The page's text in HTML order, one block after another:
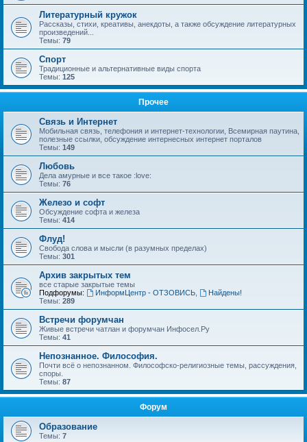
Литературный кружок
Рассказы, стихи, креативы, анекдоты, а также обсуждение литературных
произведений...
Темы: 79
Спорт
Традиционные и альтернативные виды спорта
Темы: 125
Прочее
Связь и Интернет
Мобильная связь, телефония и интернет-технологии, Всемирная паутина,
полезные ссылки, обсуждение интернесных интернет порталов
Темы: 149
Любовь
Дела амурные и все такое :love:
Темы: 76
Железо и софт
Обсуждение софта и железа
Темы: 414
Флуд!
Свобода слова и мысли (в разумных пределах)
Темы: 301
Архив закрытых тем
все старые закрытые темы
Подфорумы:
ИнформЦентр - ОТЗОВИСЬ,
Найдены!
Темы: 289
Встречи форумчан
Живые встречи чатлан и форумчан Инфосел.Ру
Темы: 41
Непознанное. Философия.
Почти всё о непознанном. Философско-религиозные темы, рассуждения,
споры.
Темы: 87
Форум
Образование
Темы: 7